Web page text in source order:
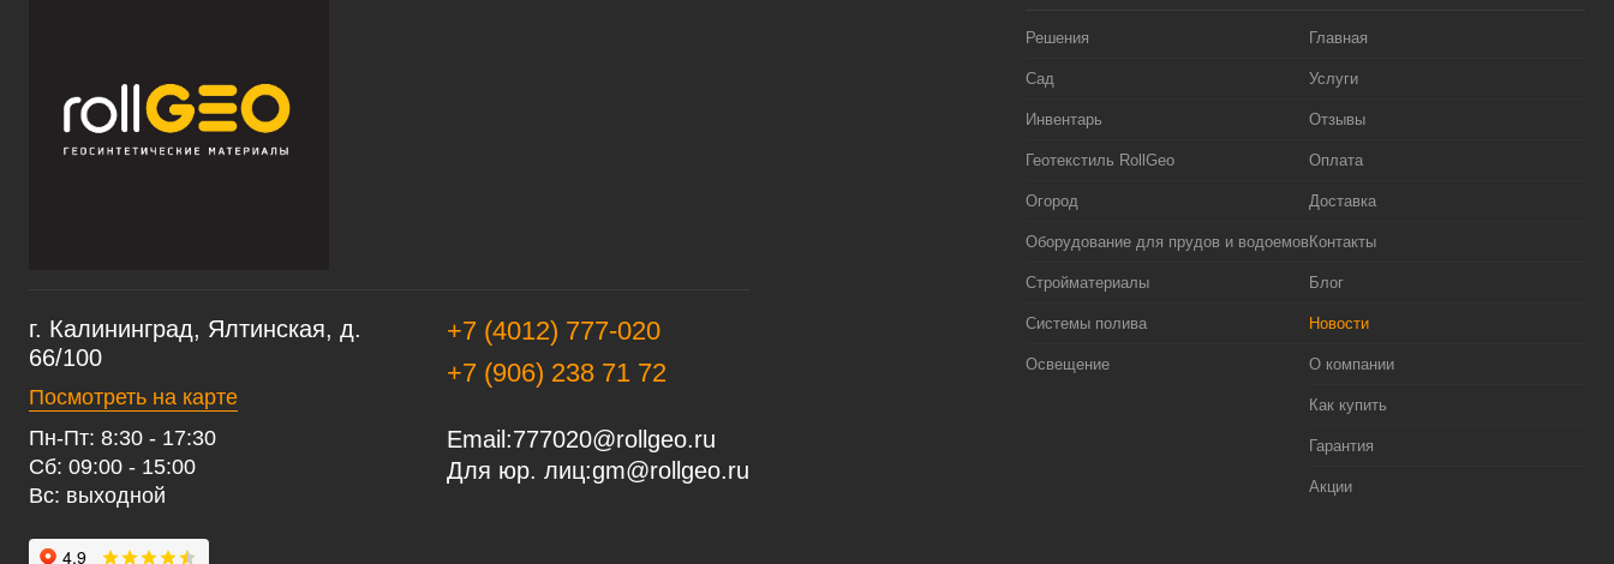
г. Калининград, Ялтинская, д.
66/100
Посмотреть на карте
+7 (4012) 777-020
+7 (906) 238 71 72
Email:777020@rollgeo.ru
Для юр. лиц:gm@rollgeo.ru
Пн-Пт: 8:30 - 17:30
Сб: 09:00 - 15:00
Вс: выходной
Решения
Сад
Инвентарь
Геотекстиль RollGeo
Огород
Оборудование для прудов и водоемов
Стройматериалы
Системы полива
Освещение
Главная
Услуги
Отзывы
Оплата
Доставка
Контакты
Блог
Новости
О компании
Как купить
Гарантия
Акции